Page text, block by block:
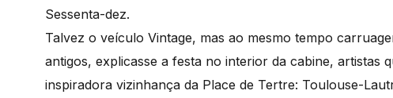
Sessenta-dez.
Talvez o veículo Vintage, mas ao mesmo tempo
antigos, explicasse a festa no interior da cabine, artistas
inspiradora vizinhança da Place de Tertre: Toulouse-